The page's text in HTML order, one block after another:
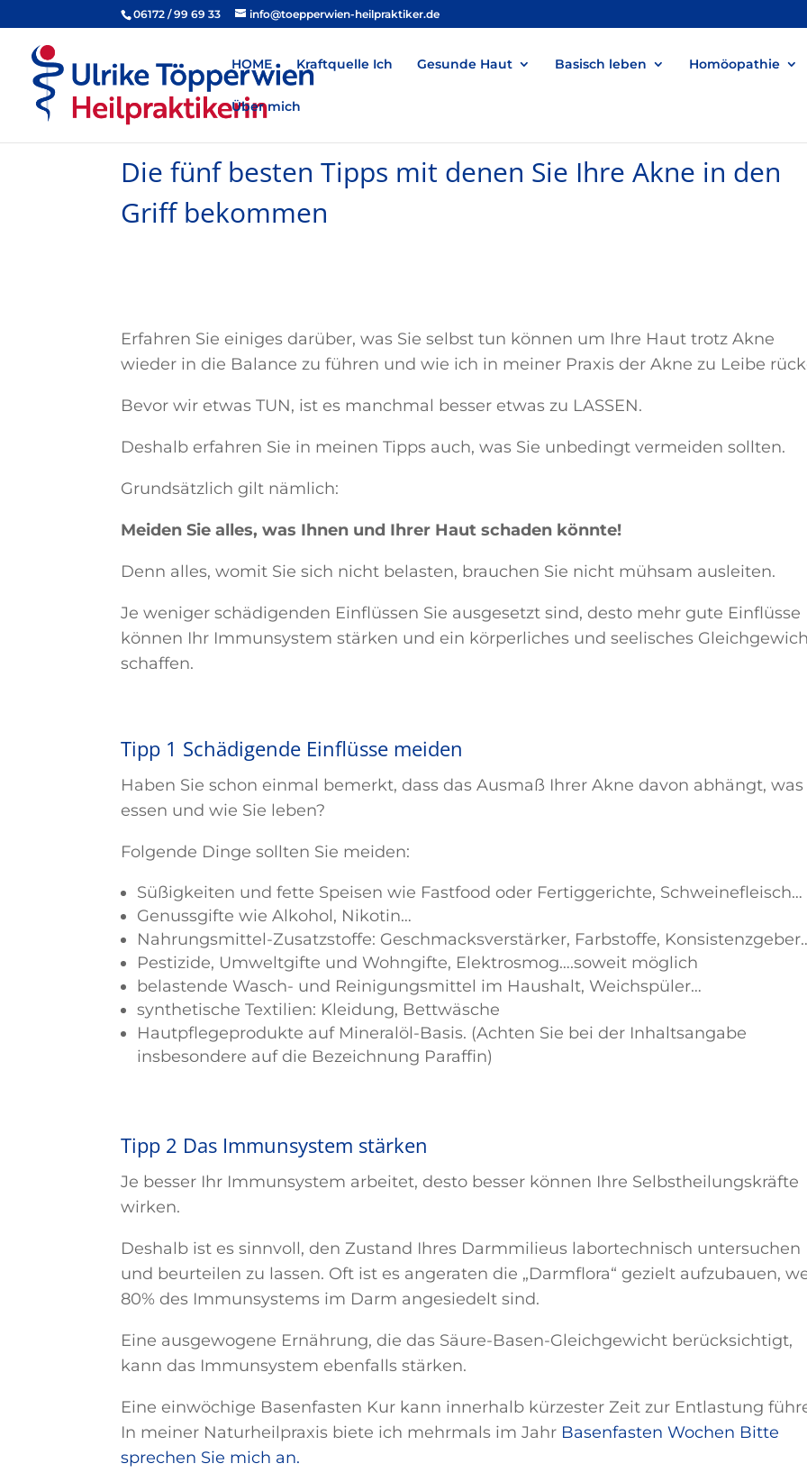
06172 / 99 69 33 info@toepperwien-heilpraktiker.de
HOME Kraftquelle Ich Gesunde Haut Basisch leben Homöopathie
Über mich
Die fünf besten Tipps mit denen Sie Ihre Akne in den
Griff bekommen
Erfahren Sie einiges darüber, was Sie selbst tun können um Ihre Haut trotz Akne
wieder in die Balance zu führen und wie ich in meiner Praxis der Akne zu Leibe
Bevor wir etwas TUN, ist es manchmal besser etwas zu LASSEN.
Deshalb erfahren Sie in meinen Tipps auch, was Sie unbedingt vermeiden sollten.
Grundsätzlich gilt nämlich:
Meiden Sie alles, was Ihnen und Ihrer Haut schaden könnte!
Denn alles, womit Sie sich nicht belasten, brauchen Sie nicht mühsam ausleiten.
Je weniger schädigenden Einflüssen Sie ausgesetzt sind, desto mehr gute Einflüsse
können Ihr Immunsystem stärken und ein körperliches und seelisches
schaffen.
Tipp 1 Schädigende Einflüsse meiden
Haben Sie schon einmal bemerkt, dass das Ausmaß Ihrer Akne davon abhängt, was
essen und wie Sie leben?
Folgende Dinge sollten Sie meiden:
Süßigkeiten und fette Speisen wie Fastfood oder Fertiggerichte, Schweinefleisch…
Genussgifte wie Alkohol, Nikotin…
Nahrungsmittel-Zusatzstoffe: Geschmacksverstärker, Farbstoffe,
Pestizide, Umweltgifte und Wohngifte, Elektrosmog….soweit möglich
belastende Wasch- und Reinigungsmittel im Haushalt, Weichspüler…
synthetische Textilien: Kleidung, Bettwäsche
Hautpflegeprodukte auf Mineralöl-Basis. (Achten Sie bei der Inhaltsangabe
insbesondere auf die Bezeichnung Paraffin)
Tipp 2 Das Immunsystem stärken
Je besser Ihr Immunsystem arbeitet, desto besser können Ihre Selbstheilungskräfte
wirken.
Deshalb ist es sinnvoll, den Zustand Ihres Darmmilieus labortechnisch untersuchen
und beurteilen zu lassen. Oft ist es angeraten die „Darmflora“ gezielt aufzubauen,
80% des Immunsystems im Darm angesiedelt sind.
Eine ausgewogene Ernährung, die das Säure-Basen-Gleichgewicht berücksichtigt,
kann das Immunsystem ebenfalls stärken.
Eine einwöchige Basenfasten Kur kann innerhalb kürzester Zeit zur Entlastung
In meiner Naturheilpraxis biete ich mehrmals im Jahr Basenfasten Wochen Bitte
sprechen Sie mich an.